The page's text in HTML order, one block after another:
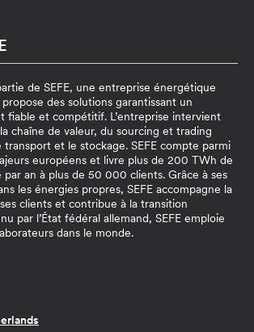
de SEFE, une entreprise énergétique
des solutions garantissant un
fiable et compétitif. L’entreprise intervient
chaîne de valeur, du sourcing et trading
transport et le stockage. SEFE compte parmi
européens et livre plus de 200 TWh de
par an à plus de 50 000 clients. Grâce à ses
les énergies propres, SEFE accompagne la
clients et contribue à la transition
par l’État fédéral allemand, SEFE emploie
dans le monde.